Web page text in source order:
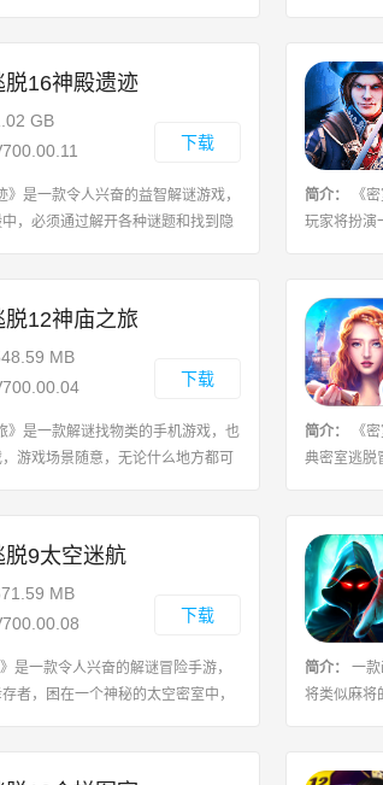
脱16神殿遗迹
GB
下载
》是一款令人兴奋的益智解谜游戏，
，必须通过解开各种谜题和找到隐
简介：
《
玩家将扮演
脱12神庙之旅
MB
下载
》是一款解谜找物类的手机游戏，也
游戏场景随意，无论什么地方都可
简介：
《
典密室逃脱
脱9太空迷航
MB
下载
是一款令人兴奋的解谜冒险手游，
者，困在一个神秘的太空密室中，
简介：
一
将类似麻将